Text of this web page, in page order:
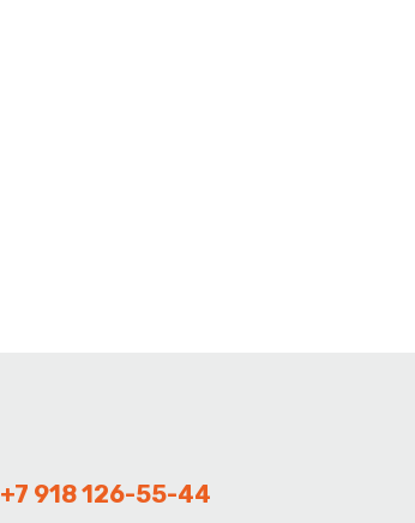
+7 918 126-55-44